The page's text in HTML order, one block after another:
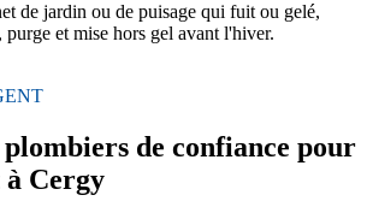
de jardin ou de puisage qui fuit ou gelé,
purge et mise hors gel avant l'hiver.
plombiers de confiance pour
Cergy